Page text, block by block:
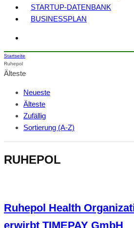
STARTUP-DATENBANK
BUSINESSPLAN
Startseite
Ruhepol
Älteste
Neueste
Älteste
Zufällig
Sortierung (A-Z)
RUHEPOL
Ruhepol Health
erwirbt TIMEPAY GmbH